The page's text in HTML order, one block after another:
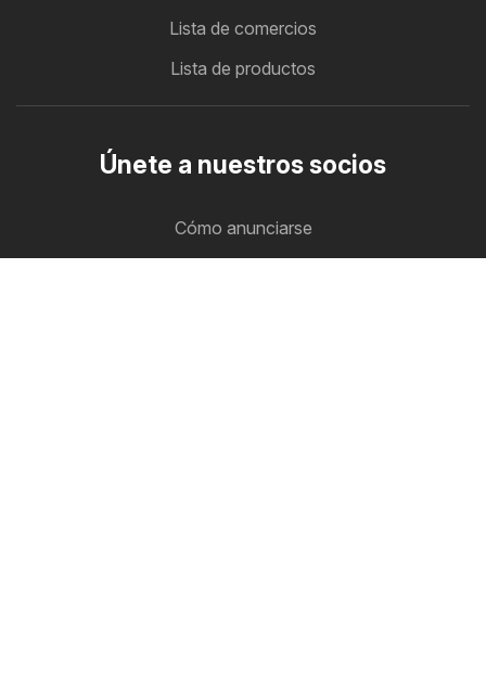
Lista de comercios
Lista de productos
Únete a nuestros socios
Cómo anunciarse